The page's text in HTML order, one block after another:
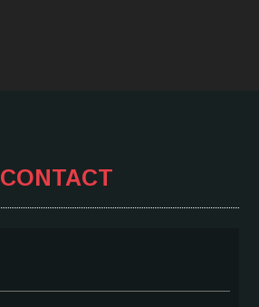
CONTACT